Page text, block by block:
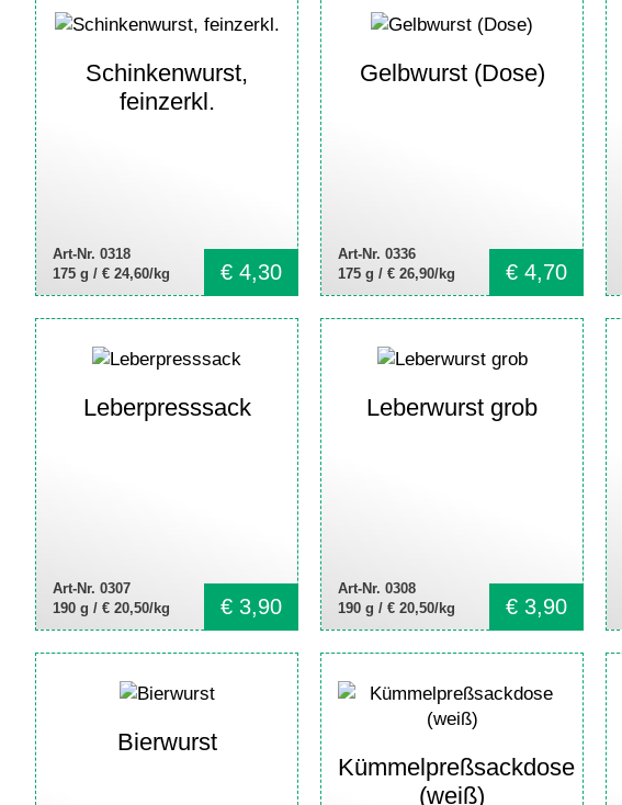
Schinkenwurst,
feinzerkl.
Art-Nr. 0318
175 g / € 24,60/kg € 4,30
Gelbwurst (Dose)
Art-Nr. 0336
175 g / € 26,90/kg € 4,70
Leberpresssack
Art-Nr. 0307
190 g / € 20,50/kg € 3,90
Leberwurst grob
Art-Nr. 0308
190 g / € 20,50/kg € 3,90
Bierwurst
Kümmelpreßsackdose
(weiß)